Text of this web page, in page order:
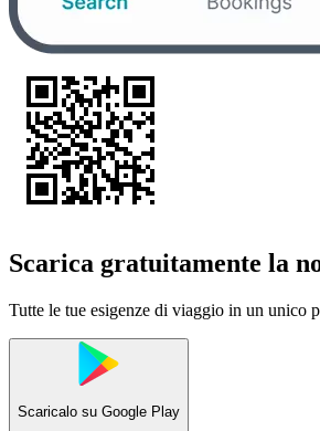
Scarica gratuitamente la
Tutte le tue esigenze di viaggio in un unico
Scaricalo su Google Play